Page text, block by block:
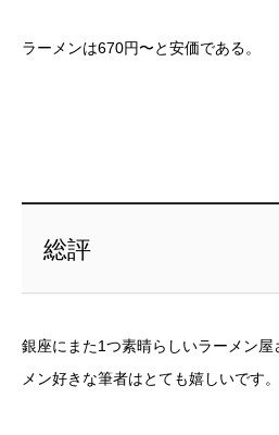
ラーメンは670円〜と安価である。
総評
銀座にまた1つ素晴らしいラーメン
メン好きな筆者はとても嬉しいです。